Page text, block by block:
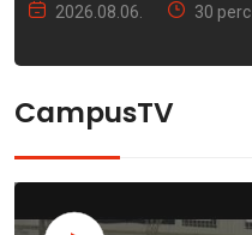
2026.08.06.
30 perc
CampusTV